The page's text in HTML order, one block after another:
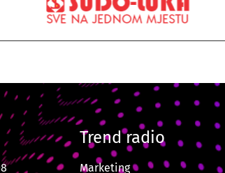
Trend radio
Marketing